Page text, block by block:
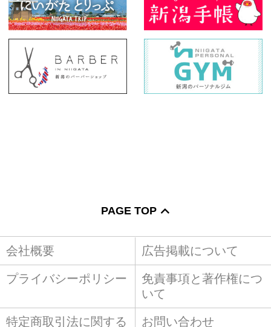
PAGE TOP
会社概要 広告掲載について
プライバシーポリシー
免責事項と著作権につ
いて
特定商取引法に関する お問い合わせ